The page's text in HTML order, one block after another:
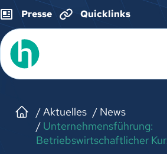
Presse Quicklinks
Aktuelles
News
Unternehmensführung:
Betriebswirtschaftlicher